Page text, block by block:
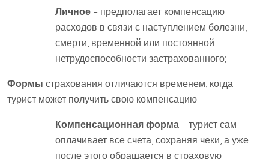
Личное – предполагает компенсацию
расходов в связи с наступлением болезни,
смерти, временной или постоянной
нетрудоспособности застрахованного;
Формы страхования отличаются временем, когда
турист может получить свою компенсацию:
Компенсационная форма – турист сам
оплачивает все счета, сохраняя чеки, а уже
после этого обращается в страховую